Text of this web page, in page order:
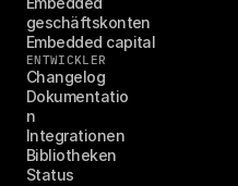
geschäftskonten
Embedded capital
ENTWICKLER
Changelog
Dokumentatio
n
Integrationen
Bibliotheken
Status